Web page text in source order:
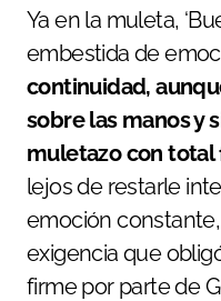
Ya en la muleta,
embestida de
continuidad,
sobre las manos y
muletazo con total
lejos de restarle
emoción
exigencia que
firme por parte de